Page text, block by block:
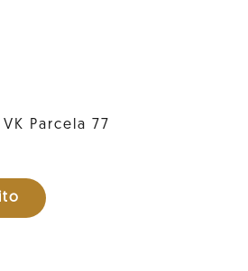
Parcela 77